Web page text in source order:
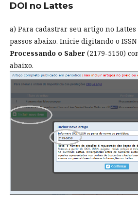
DOI no Lattes
a) Para cadastrar seu artigo no Lattes
passos abaixo. Inicie digitando o
Processando o Saber (2179-5150)
abaixo.